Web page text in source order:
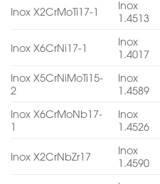
Inox X2CrMoTi17-1
Inox
1.4513
Inox X6CrNi17-1
Inox
1.4017
Inox X5CrNiMoTi15-
2
Inox
1.4589
Inox X6CrMoNb17-
1
Inox
1.4526
Inox X2CrNbZr17
Inox
1.4590